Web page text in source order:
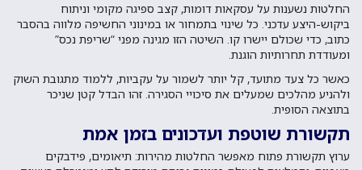
החלטות נשענות על עסקאות דומות, קצב ספיגה מקומי וניתוח
ביקוש-היצע עדכני. כל שינוי בתמחור או במינוני החשיפה מלווה בהסבר
כתוב, כדי שכולם יישרו קו. השיטה הזו מגינה מפני “שריפת נכס”
ומעודדת תחרותיות הוגנת.
כאשר כל צעד מתועד, קל יותר לשמור על עקביות, ללמוד מתגובת השוק
ולהניע מהלכים שמעלים את סיכויי הסגירה. זהו הבדל קטן שניכר
בתוצאה הסופית.
תקשורת שוטפת ועדכונים בזמן אמת
ערוץ תקשורת פתוח מאפשר החלטות מהירות: תיאומים, פידבקים